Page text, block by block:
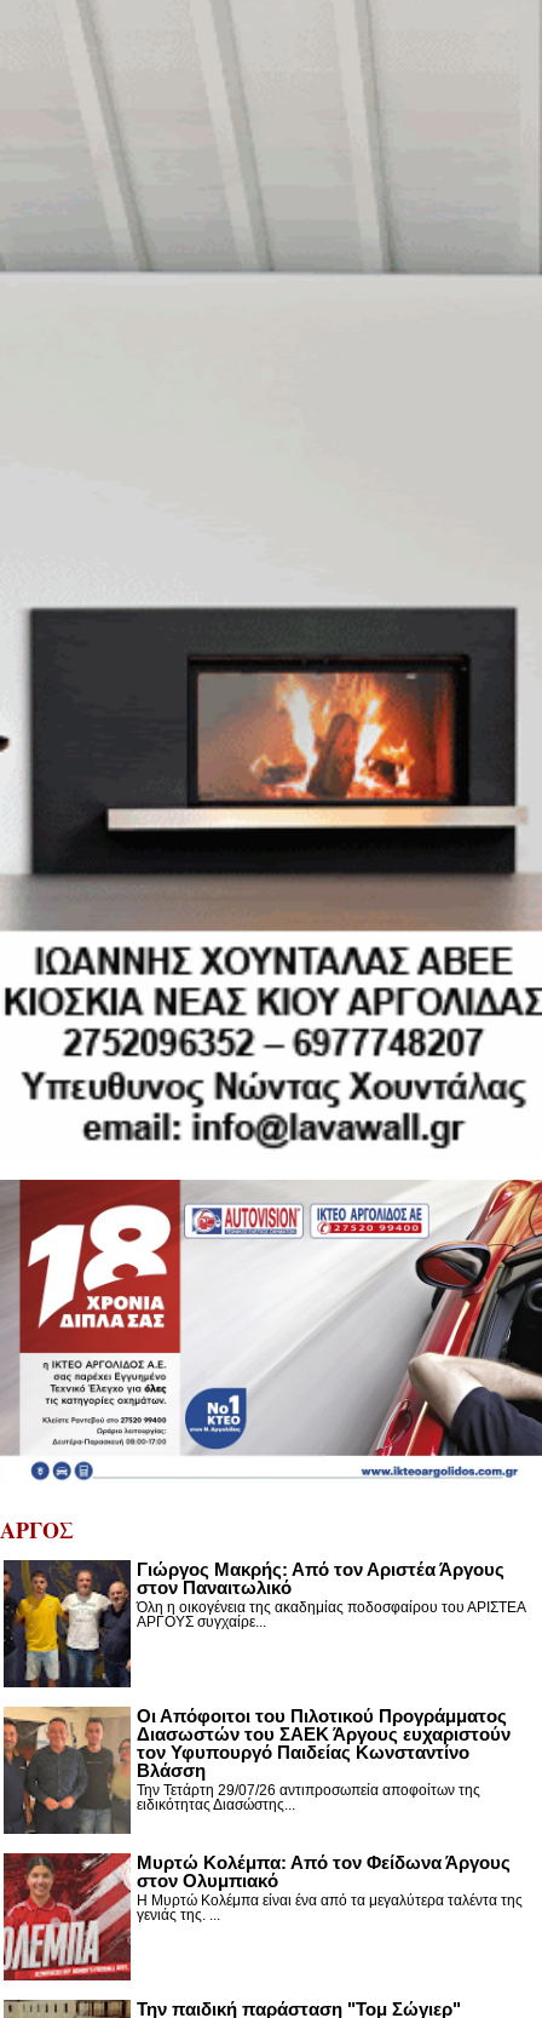
ΑΡΓΟΣ
Γιώργος Μακρής: Από τον Αριστέα Άργους
στον Παναιτωλικό
Όλη η οικογένεια της ακαδημίας ποδοσφαίρου του ΑΡΙΣΤΕΑ
ΑΡΓΟΥΣ συγχαίρε...
Οι Απόφοιτοι του Πιλοτικού Προγράμματος
Διασωστών του ΣΑΕΚ Άργους ευχαριστούν
τον Υφυπουργό Παιδείας Κωνσταντίνο
Βλάσση
Την Τετάρτη 29/07/26 αντιπροσωπεία αποφοίτων της
ειδικότητας Διασώστης...
Μυρτώ Κολέμπα: Από τον Φείδωνα Άργους
στον Ολυμπιακό
Η Μυρτώ Κολέμπα είναι ένα από τα μεγαλύτερα ταλέντα της
γενιάς της. ...
Την παιδική παράσταση "Τομ Σώγιερ"